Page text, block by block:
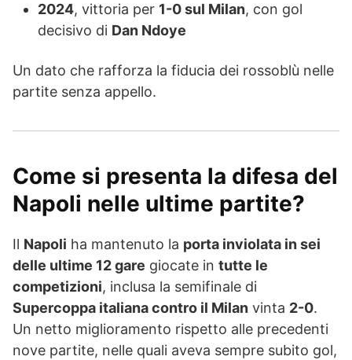
2024, vittoria per 1-0 sul Milan, con gol
decisivo di Dan Ndoye
Un dato che rafforza la fiducia dei rossoblù nelle
partite senza appello.
Come si presenta la difesa del
Napoli nelle ultime partite?
Il Napoli ha mantenuto la porta inviolata in sei
delle ultime 12 gare giocate in tutte le
competizioni, inclusa la semifinale di
Supercoppa italiana contro il Milan vinta 2-0.
Un netto miglioramento rispetto alle precedenti
nove partite, nelle quali aveva sempre subito gol,